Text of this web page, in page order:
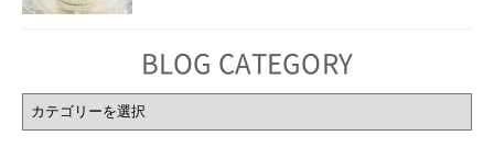
BLOG CATEGORY
BLOG
CATEGORY